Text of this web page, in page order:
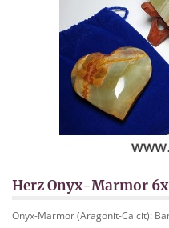
Herz Onyx-Marmor
Onyx-Marmor (Aragonit-Calcit):